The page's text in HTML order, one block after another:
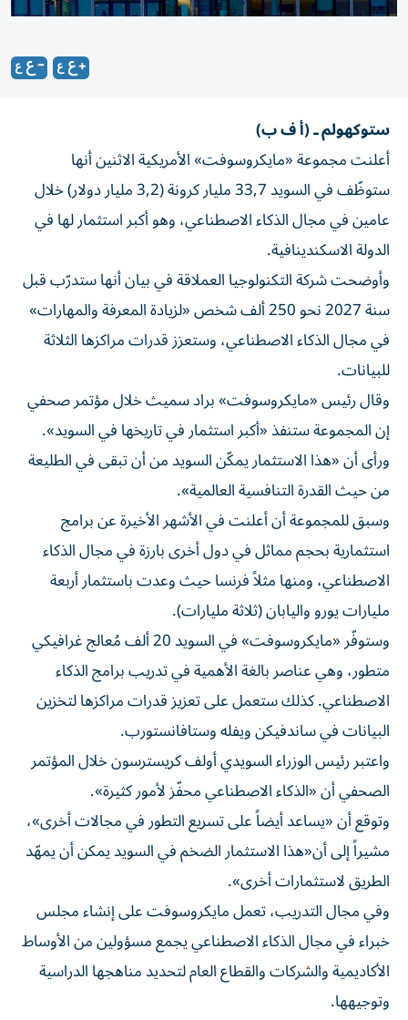
ستوكهولم ـ (أ ف ب)
أعلنت مجموعة «مايكروسوفت» الأمريكية الاثنين أنها
ستوظّف في السويد 33,7 مليار كرونة (3,2 مليار دولار) خلال
عامين في مجال الذكاء الاصطناعي، وهو أكبر استثمار لها في
الدولة الاسكندينافية.
وأوضحت شركة التكنولوجيا العملاقة في بيان أنها ستدرّب قبل
سنة 2027 نحو 250 ألف شخص «لزيادة المعرفة والمهارات»
في مجال الذكاء الاصطناعي، وستعزز قدرات مراكزها الثلاثة
للبيانات.
وقال رئيس «مايكروسوفت» براد سميث خلال مؤتمر صحفي
إن المجموعة ستنفذ «أكبر استثمار في تاريخها في السويد».
ورأى أن «هذا الاستثمار يمكّن السويد من أن تبقى في الطليعة
من حيث القدرة التنافسية العالمية».
وسبق للمجموعة أن أعلنت في الأشهر الأخيرة عن برامج
استثمارية بحجم مماثل في دول أخرى بارزة في مجال الذكاء
الاصطناعي، ومنها مثلاً فرنسا حيث وعدت باستثمار أربعة
مليارات يورو واليابان (ثلاثة مليارات).
وستوفّر «مايكروسوفت» في السويد 20 ألف مُعالج غرافيكي
متطور، وهي عناصر بالغة الأهمية في تدريب برامج الذكاء
الاصطناعي. كذلك ستعمل على تعزيز قدرات مراكزها لتخزين
البيانات في ساندفيكن ويفله وستافانستورب.
واعتبر رئيس الوزراء السويدي أولف كريسترسون خلال المؤتمر
الصحفي أن «الذكاء الاصطناعي محفّز لأمور كثيرة».
وتوقع أن «يساعد أيضاً على تسريع التطور في مجالات أخرى»،
مشيراً إلى أن«هذا الاستثمار الضخم في السويد يمكن أن يمهّد
الطريق لاستثمارات أخرى».
وفي مجال التدريب، تعمل مايكروسوفت على إنشاء مجلس
خبراء في مجال الذكاء الاصطناعي يجمع مسؤولين من الأوساط
الأكاديمية والشركات والقطاع العام لتحديد مناهجها الدراسية
وتوجيهها.